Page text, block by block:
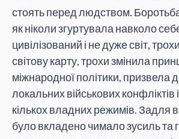
стоять перед людством.
як ніколи згуртувала навколо
цивілізований і не дуже світ,
світову карту, трохи змінила
міжнародної політики, призвела
локальних військових конфліктів
кількох владних режимів. Задля
було вкладено чимало зусиль та